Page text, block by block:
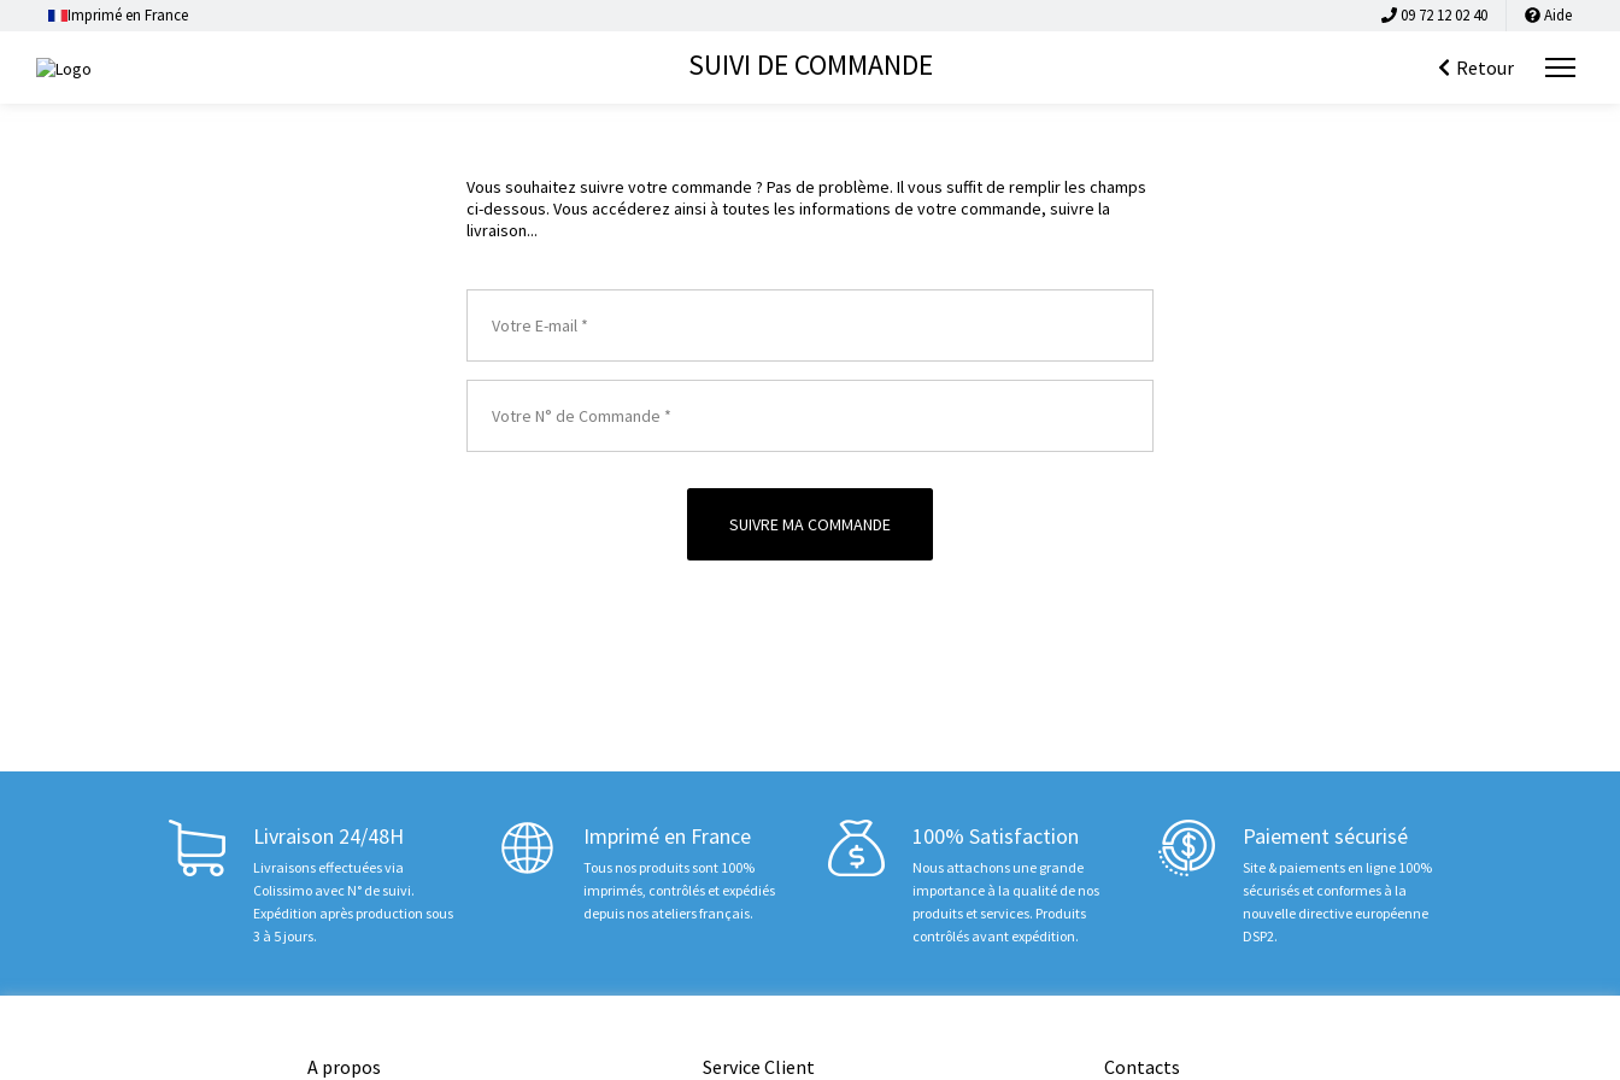
Imprimé en France 09 72 12 02 40 Aide
SUIVI DE COMMANDE Retour
Vous souhaitez suivre votre commande ? Pas de problème. Il vous suffit de remplir les champs
ci-dessous. Vous accéderez ainsi à toutes les informations de votre commande, suivre la
livraison...
Livraison 24/48H
Livraisons effectuées via
Colissimo avec N° de suivi.
Expédition après production sous
3 à 5 jours.
Imprimé en France
Tous nos produits sont 100%
imprimés, contrôlés et expédiés
depuis nos ateliers français.
100% Satisfaction
Nous attachons une grande
importance à la qualité de nos
produits et services. Produits
contrôlés avant expédition.
Paiement sécurisé
Site & paiements en ligne 100%
sécurisés et conformes à la
nouvelle directive européenne
DSP2.
A propos Service Client Contacts